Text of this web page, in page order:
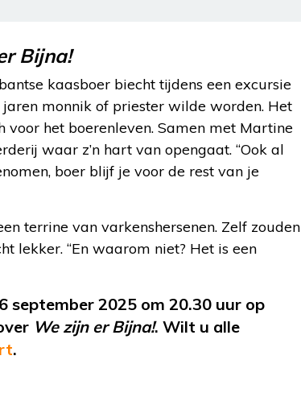
Bijna!
kaasboer biecht tijdens een excursie
monnik of priester wilde worden. Het
het boerenleven. Samen met Martine
waar z’n hart van opengaat. “Ook al
boer blijf je voor de rest van je
terrine van varkenshersenen. Zelf zouden
lekker. “En waarom niet? Het is een
september 2025 om 20.30 uur op
We zijn er Bijna!. Wilt u alle
.